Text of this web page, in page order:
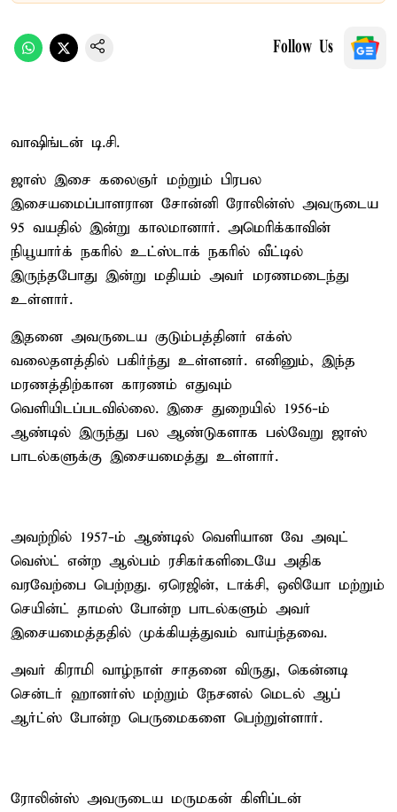
Follow Us
வாஷிங்டன் டி.சி.
ஜாஸ் இசை கலைஞர் மற்றும் பிரபல
இசையமைப்பாளரான சோன்னி ரோலின்ஸ் அவருடைய
95 வயதில் இன்று காலமானார். அமெரிக்காவின்
நியூயார்க் நகரில் உட்ஸ்டாக் நகரில் வீட்டில்
இருந்தபோது இன்று மதியம் அவர் மரணமடைந்து
உள்ளார்.
இதனை அவருடைய குடும்பத்தினர் எக்ஸ்
வலைதளத்தில் பகிர்ந்து உள்ளனர். எனினும், இந்த
மரணத்திற்கான காரணம் எதுவும்
வெளியிடப்படவில்லை. இசை துறையில் 1956-ம்
ஆண்டில் இருந்து பல ஆண்டுகளாக பல்வேறு ஜாஸ்
பாடல்களுக்கு இசையமைத்து உள்ளார்.
அவற்றில் 1957-ம் ஆண்டில் வெளியான வே அவுட்
வெஸ்ட் என்ற ஆல்பம் ரசிகர்களிடையே அதிக
வரவேற்பை பெற்றது. ஏரெஜின், டாக்சி, ஒலியோ மற்றும்
செயின்ட் தாமஸ் போன்ற பாடல்களும் அவர்
இசையமைத்ததில் முக்கியத்துவம் வாய்ந்தவை.
அவர் கிராமி வாழ்நாள் சாதனை விருது, கென்னடி
சென்டர் ஹானர்ஸ் மற்றும் நேசனல் மெடல் ஆப்
ஆர்ட்ஸ் போன்ற பெருமைகளை பெற்றுள்ளார்.
ரோலின்ஸ் அவருடைய மருமகன் கிளிப்டன்